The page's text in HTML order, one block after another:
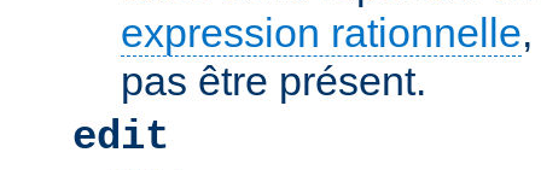
expression rationnelle
pas être présent.
edit